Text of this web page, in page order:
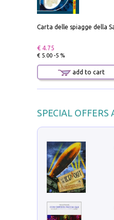
€ 4.75
€ 5.00 -5 %
add to cart
SPECIAL OFFERS